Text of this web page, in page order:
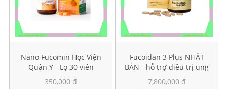
Nano Fucomin Học Viện
Quân Y - Lọ 30 viên
350,000 đ
Fucoidan 3 Plus NHẬT
BẢN - hỗ trợ điều trị ung
thư, tăng sức đề kháng
7,800,000 đ